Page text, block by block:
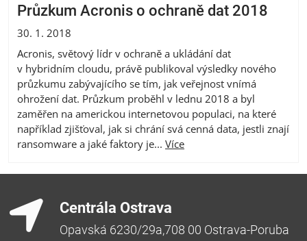
Průzkum Acronis o ochraně dat 2018
30. 1. 2018
Acronis, světový lídr v ochraně a ukládání dat
v hybridním cloudu, právě publikoval výsledky nového
průzkumu zabývajícího se tím, jak veřejnost vnímá
ohrožení dat. Průzkum proběhl v lednu 2018 a byl
zaměřen na americkou internetovou populaci, na které
například zjišťoval, jak si chrání svá cenná data, jestli znají
ransomware a jaké faktory je... Více
Centrála Ostrava
Opavská 6230/29a,708 00 Ostrava-Poruba